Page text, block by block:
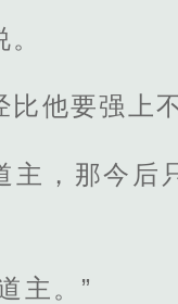
他要强上
主，那今后
主。”